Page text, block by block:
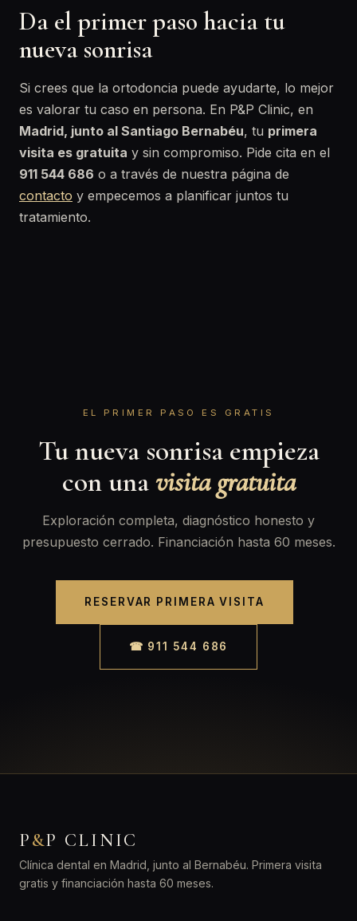
Da el primer paso hacia tu
nueva sonrisa
Si crees que la ortodoncia puede ayudarte, lo mejor
es valorar tu caso en persona. En P&P Clinic, en
Madrid, junto al Santiago Bernabéu, tu primera
visita es gratuita y sin compromiso. Pide cita en el
911 544 686 o a través de nuestra página de
contacto y empecemos a planificar juntos tu
tratamiento.
EL PRIMER PASO ES GRATIS
Tu nueva sonrisa empieza
con unavisita gratuita
Exploración completa, diagnóstico honesto y
presupuesto cerrado. Financiación hasta 60 meses.
RESERVAR PRIMERA VISITA
☎ 911 544 686
P&P CLINIC
Clínica dental en Madrid, junto al Bernabéu. Primera visita
gratis y financiación hasta 60 meses.